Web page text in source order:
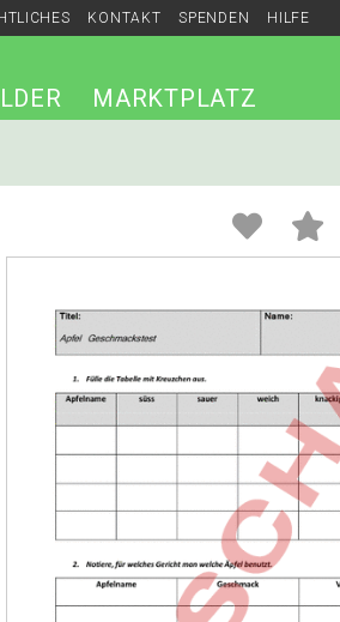
KONTAKT SPENDEN HILFE
MARKTPLATZ